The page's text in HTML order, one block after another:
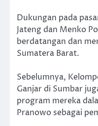
Dukungan pada
Jateng dan Menko
berdatangan dan
Sumatera Barat.
Sebelumnya,
Ganjar di Sumbar
program mereka
Pranowo sebagai